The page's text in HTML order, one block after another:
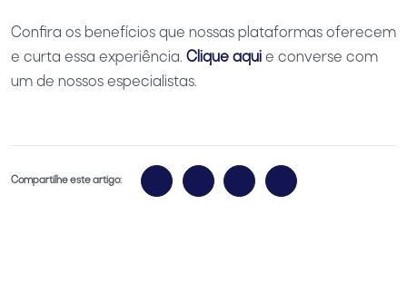
Confira os benefícios que nossas plataformas oferecem
e curta essa experiência. Clique aqui e converse com
um de nossos especialistas.
Compartilhe este artigo: